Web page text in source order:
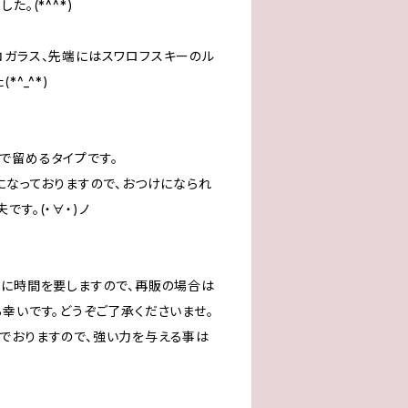
た。(*^^*)
ラス、先端にはスワロフスキーのル
(*^_^*)
めるタイプです。
っておりますので、おつけになられ
す。(・∀・)ノ
時間を要しますので、再販の場合は
です。どうぞご了承くださいませ。
りますので、強い力を与える事は